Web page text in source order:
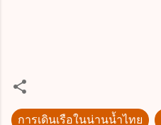
การเดินเรือในน่านน้ำไทย